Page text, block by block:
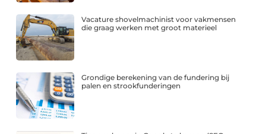
Vacature shovelmachinist voor vakmensen
die graag werken met groot materieel
Grondige berekening van de fundering bij
palen en strookfunderingen